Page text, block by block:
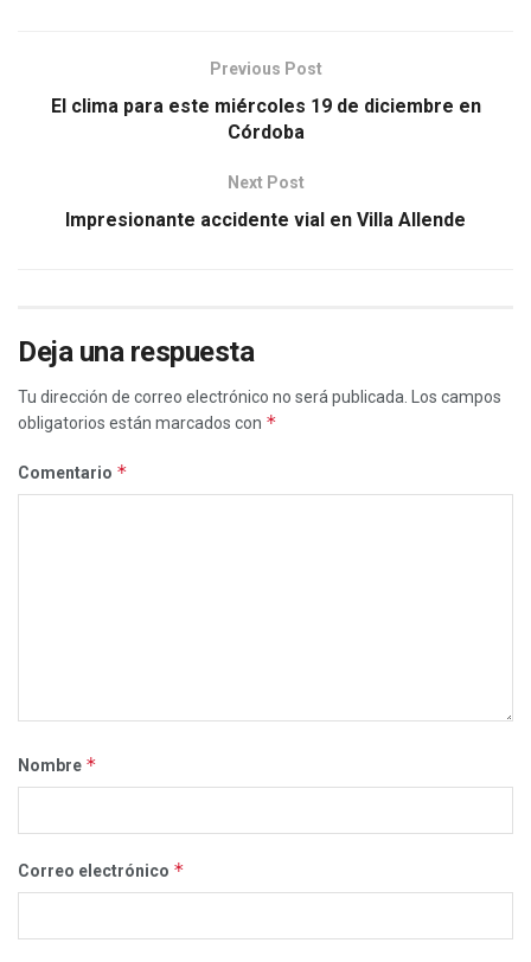
Previous Post
El clima para este miércoles 19 de diciembre en
Córdoba
Next Post
Impresionante accidente vial en Villa Allende
Deja una respuesta
Tu dirección de correo electrónico no será publicada.
Los campos
obligatorios están marcados con *
Comentario *
Nombre *
Correo electrónico *